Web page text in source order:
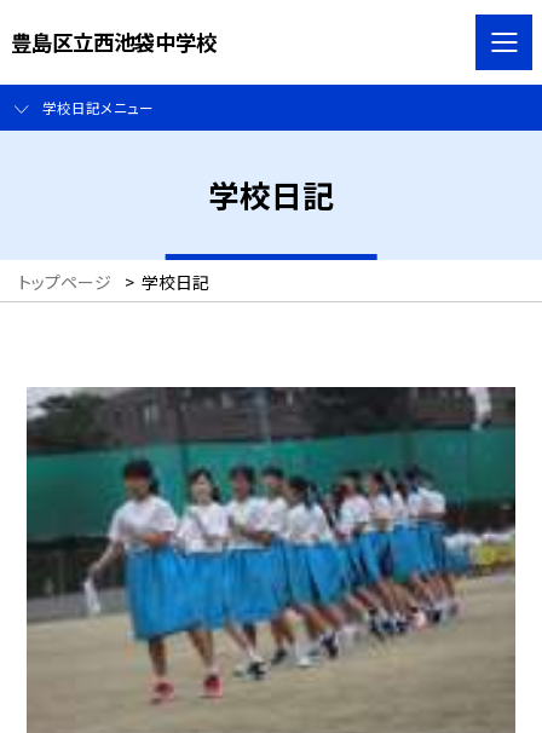
豊島区立西池袋中学校
学校日記メニュー
学校日記
トップページ > 学校日記